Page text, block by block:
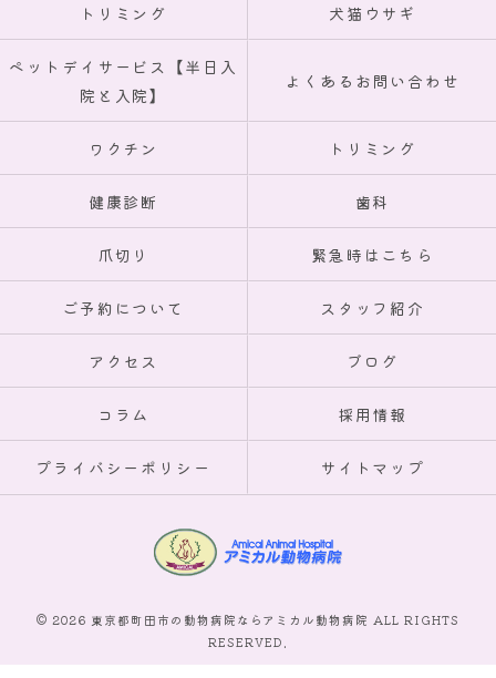
トリミング
犬猫ウサギ
ペットデイサービス【半日入
院と入院】
よくあるお問い合わせ
ワクチン トリミング
健康診断 歯科
爪切り 緊急時はこちら
ご予約について スタッフ紹介
アクセス ブログ
コラム 採用情報
プライバシーポリシー サイトマップ
© 2026 東京都町田市の動物病院ならアミカル動物病院 ALL RIGHTS
RESERVED.